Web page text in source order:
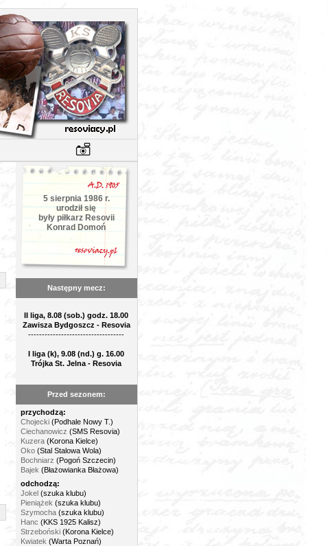
5 sierpnia 1986 r.
urodził się
były piłkarz Resovii
Konrad Domoń
Następny mecz:
II liga, 8.08 (sob.) godz. 18.00
Zawisza Bydgoszcz - Resovia
-----------------------------------
I liga (k), 9.08 (nd.) g. 16.00
Trójka St. Jelna - Resovia
Przed sezonem:
przychodzą:
Chojecki (Podhale Nowy T.)
Ciechanowicz (SMS Resovia)
Kuzera(Korona Kielce)
Oko(Stal Stalowa Wola)
Bochniarz (Pogoń Szczecin)
Bajek (Błażowianka Błażowa)
odchodzą:
Jokel (szuka klubu)
Pieniążek (szuka klubu)
Szymocha(szuka klubu)
Hanc (KKS 1925 Kalisz)
Strzeboński(Korona Kielce)
Kwiatek (Warta Poznań)